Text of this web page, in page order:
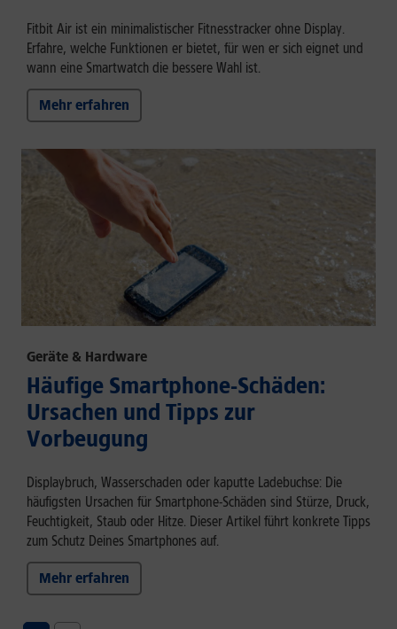
Fitbit Air ist ein minimalistischer Fitnesstracker ohne Display.
Erfahre, welche Funktionen er bietet, für wen er sich eignet und
wann eine Smartwatch die bessere Wahl ist.
Mehr erfahren
Geräte & Hardware
Häufige Smartphone-Schäden:
Ursachen und Tipps zur
Vorbeugung
Displaybruch, Wasserschaden oder kaputte Ladebuchse: Die
häufigsten Ursachen für Smartphone-Schäden sind Stürze, Druck,
Feuchtigkeit, Staub oder Hitze. Dieser Artikel führt konkrete Tipps
zum Schutz Deines Smartphones auf.
Mehr erfahren